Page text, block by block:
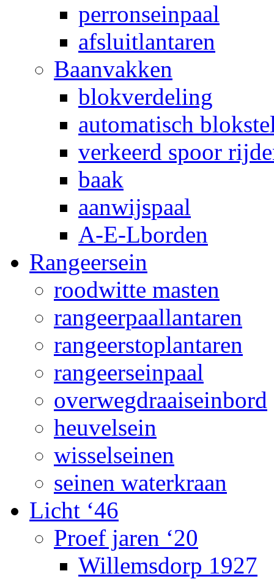
perronseinpaal
afsluitlantaren
Baanvakken
blokverdeling
automatisch
verkeerd spoor
baak
aanwijspaal
A-E-Lborden
Rangeersein
roodwitte masten
rangeerpaallantaren
rangeerstoplantaren
rangeerseinpaal
overwegdraaiseinbord
heuvelsein
wisselseinen
seinen waterkraan
Licht ‘46
Proef jaren ‘20
Willemsdorp 1927